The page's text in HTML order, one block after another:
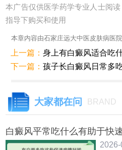
本广告仅供医学药学专业人士阅
指导下购买和使用
本章内容由石家庄远大中医皮肤病医
上一篇：身上有白癜风适合吃
下一篇：孩子长白癜风日常多
大家都在问 BRAND
白癜风平常吃什么有助于快